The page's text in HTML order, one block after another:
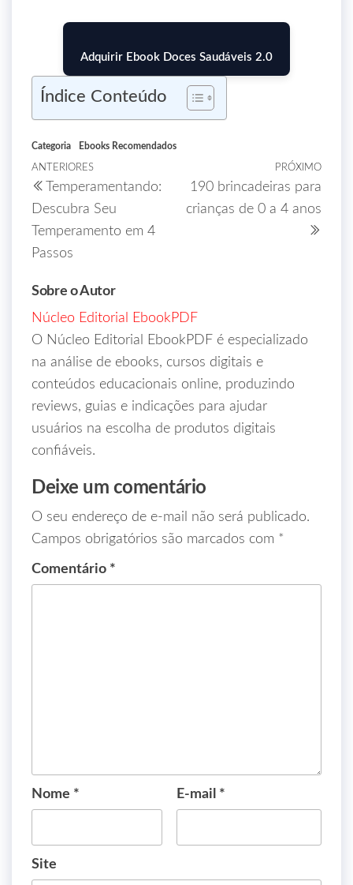
Adquirir Ebook Doces Saudáveis 2.0
Índice Conteúdo
Categoria Ebooks Recomendados
ANTERIORES
Temperamentando:
Descubra Seu
Temperamento em 4
Passos
PRÓXIMO
190 brincadeiras para
crianças de 0 a 4 anos
Sobre o Autor
Núcleo Editorial EbookPDF
O Núcleo Editorial EbookPDF é especializado
na análise de ebooks, cursos digitais e
conteúdos educacionais online, produzindo
reviews, guias e indicações para ajudar
usuários na escolha de produtos digitais
confiáveis.
Deixe um comentário
O seu endereço de e-mail não será publicado.
Campos obrigatórios são marcados com *
Comentário *
Nome * E-mail *
Site